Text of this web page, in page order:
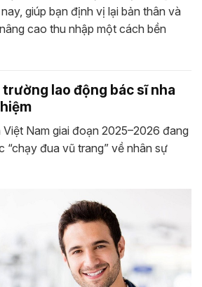
giúp bạn định vị lại bản thân và
cao thu nhập một cách bền
trường lao động bác sĩ nha
Nam giai đoạn 2025–2026 đang
“chạy đua vũ trang” về nhân sự